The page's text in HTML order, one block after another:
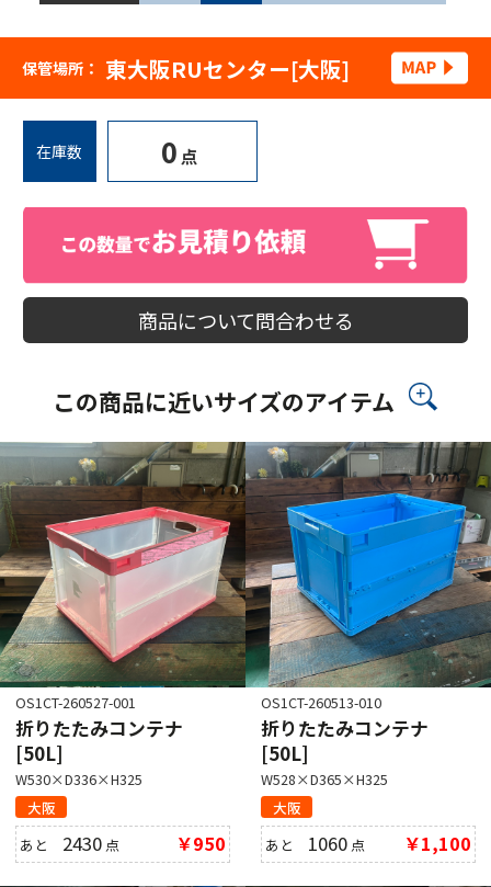
保管場所： 東大阪RUセンター[大阪]
在庫数 0 点
商品について問合わせる
この商品に近いサイズのアイテム
OS1CT-260527-001
折りたたみコンテナ
[50L]
W530×D336×H325
大阪
あと 2430 点 ￥950
OS1CT-260513-010
折りたたみコンテナ
[50L]
W528×D365×H325
大阪
あと 1060 点 ￥1,100